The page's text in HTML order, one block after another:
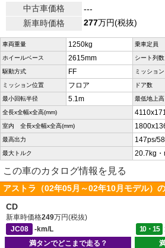
中古車価格
---
新車時価格
277万円(税抜)
車両重量 1250kg 乗車定員
ホイールベース 2615mm シート列数
駆動方式 FF ミッション
ミッション位置 フロア ドア数
最小回転半径 5.1m 最低地上高
全長x全幅x全高(mm)
室内 全長x全幅x全高(mm)
最高出力 147ps/
最大トルク 20.7kg
この車のカタログ情報を見る
アストラ（02年05月～02年10月モデル）
CD
新車時価格249万円(税抜)
JC08
-km/L 10・15
満タンでどこまで走る？